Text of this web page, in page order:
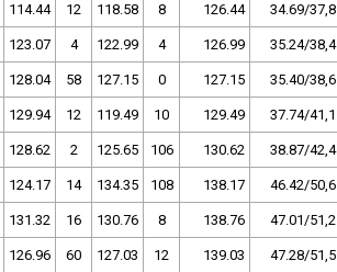
114.44 12 118.58 8 126.44 34.69/37,8
123.07 4 122.99 4 126.99 35.24/38,4
128.04 58 127.15 0 127.15 35.40/38,6
129.94 12 119.49 10 129.49 37.74/41,1
128.62 2 125.65 106 130.62 38.87/42,4
124.17 14 134.35 108 138.17 46.42/50,6
131.32 16 130.76 8 138.76 47.01/51,2
126.96 60 127.03 12 139.03 47.28/51,5